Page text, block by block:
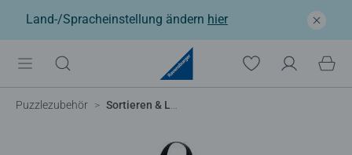
Land-/Spracheinstellung ändern hier
Puzzlezubehör Sortieren & Loslegen